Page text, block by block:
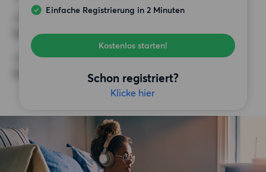
Einfache Registrierung in 2 Minuten
Kostenlos starten!
Schon registriert?
Klicke hier
Keine besonderen Anforderungen
SONSTIGE PRÄFERENZEN
Keine bestimmten Präferenzen